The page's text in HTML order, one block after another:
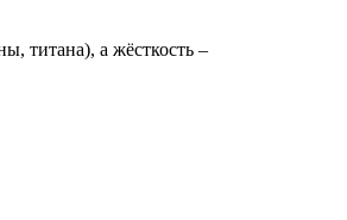
титана), а жёсткость –